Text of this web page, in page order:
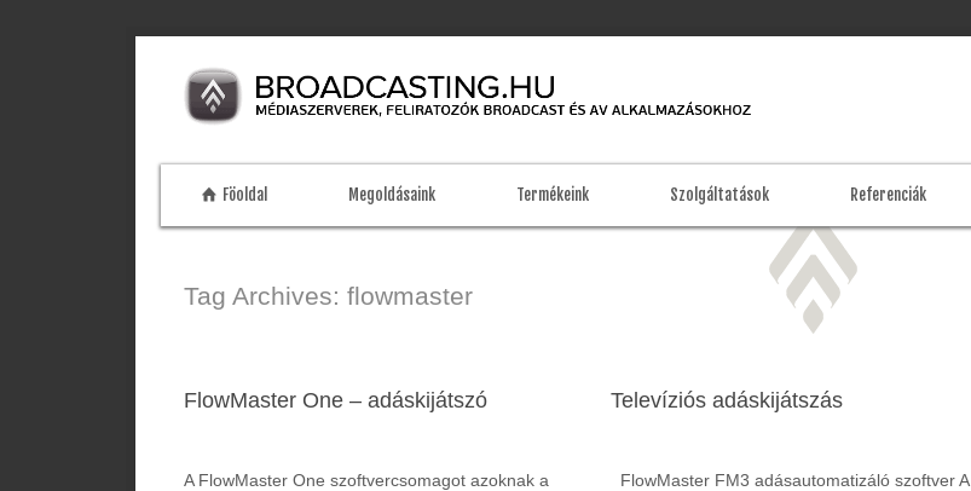
Föoldal Megoldásaink Termékeink Szolgáltatások Referenciák
Tag Archives: flowmaster
FlowMaster One – adáskijátszó
A FlowMaster One szoftvercsomagot azoknak a
Televíziós adáskijátszás
FlowMaster FM3 adásautomatizáló szoftver A